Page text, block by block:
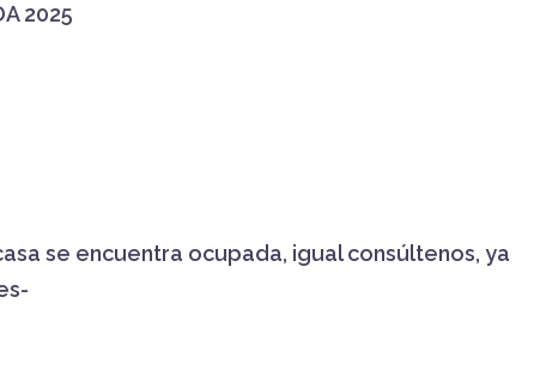
2025
se encuentra ocupada, igual consúltenos, ya